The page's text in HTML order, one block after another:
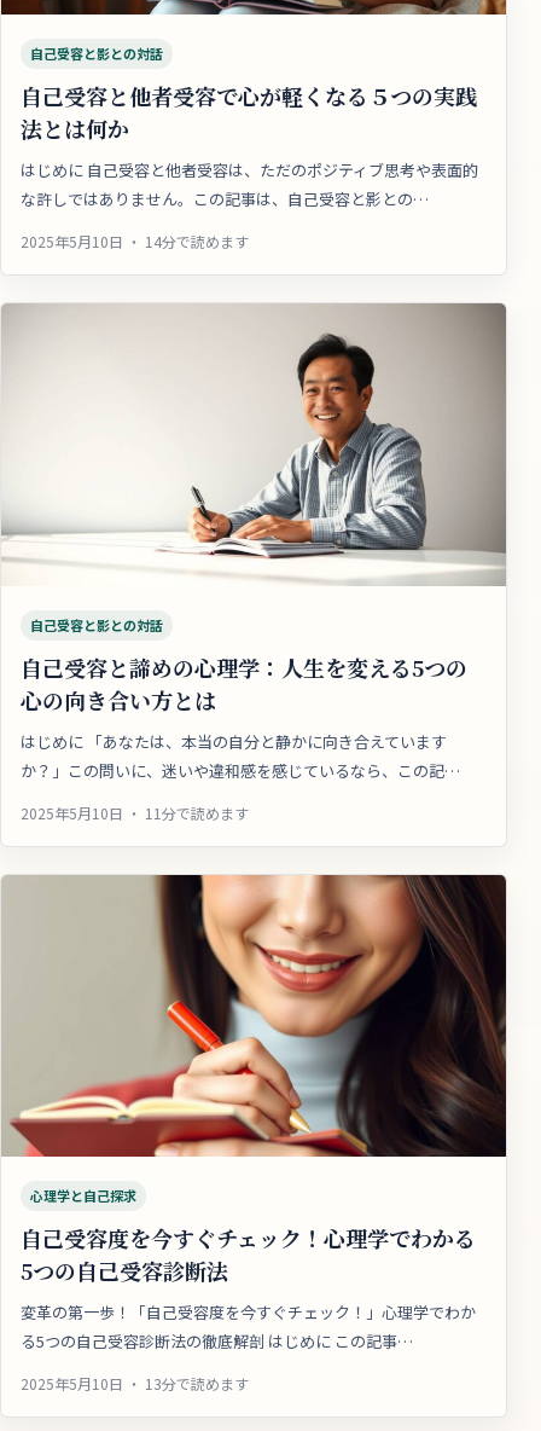
自己受容と影との対話
自己受容と他者受容で心が軽くなる５つの実践
法とは何か
はじめに 自己受容と他者受容は、ただのポジティブ思考や表面的
な許しではありません。この記事は、自己受容と影との…
2025年5月10日 ・ 14分で読めます
自己受容と影との対話
自己受容と諦めの心理学：人生を変える5つの
心の向き合い方とは
はじめに 「あなたは、本当の自分と静かに向き合えています
か？」この問いに、迷いや違和感を感じているなら、この記…
2025年5月10日 ・ 11分で読めます
心理学と自己探求
自己受容度を今すぐチェック！心理学でわかる
5つの自己受容診断法
変革の第一歩！「自己受容度を今すぐチェック！」心理学でわか
る5つの自己受容診断法の徹底解剖 はじめに この記事…
2025年5月10日 ・ 13分で読めます